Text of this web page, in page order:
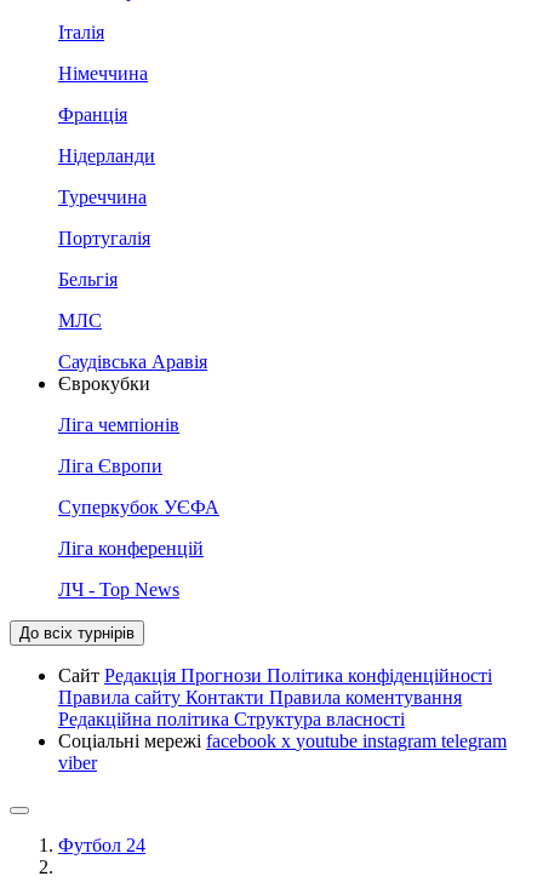
Італія
Німеччина
Франція
Нідерланди
Туреччина
Португалія
Бельгія
МЛС
Саудівська Аравія
Єврокубки
Ліга чемпіонів
Ліга Європи
Суперкубок УЄФА
Ліга конференцій
ЛЧ - Top News
До всіх турнірів
Сайт Редакція Прогнози Політика конфіденційності
Правила сайту Контакти Правила коментування
Редакційна політика Структура власності
Соціальні мережі facebook x youtube instagram telegram
viber
Футбол 24